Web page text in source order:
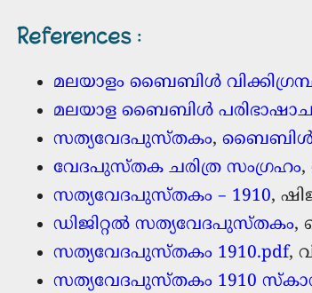
References:
മലയാളം ബൈബിള്‍
മലയാള ബൈബിൾ
സത്യവേദപുസ്തകം,
വേദപുസ്തക ചരിത്ര സംഗ്രഹം
സത്യവേദപുസ്തകം – 1910,
ഡിജിറ്റൽ സത്യവേദപുസ്തകം,
സത്യവേദപുസ്തകം 1910.pdf,
സത്യവേദപുസ്തകം 1910